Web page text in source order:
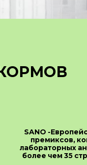
SANO -
премиксов,
лабораторных
более чем 35